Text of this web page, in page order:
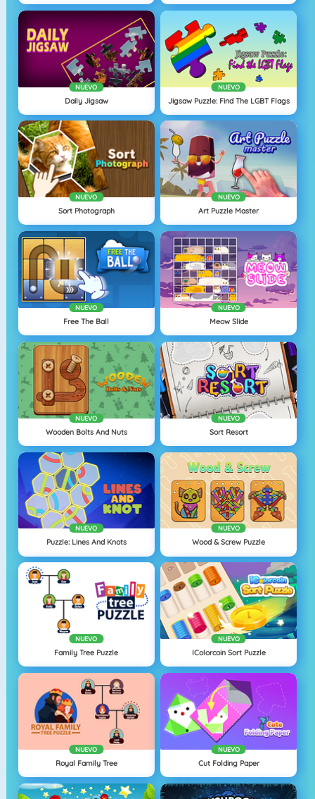
NUEVO
Daily Jigsaw
NUEVO
Jigsaw Puzzle: Find The LGBT Flags
NUEVO
Sort Photograph
NUEVO
Art Puzzle Master
NUEVO
Free The Ball
NUEVO
Meow Slide
NUEVO
Wooden Bolts And Nuts
NUEVO
Sort Resort
NUEVO
Puzzle: Lines And Knots
NUEVO
Wood & Screw Puzzle
NUEVO
Family Tree Puzzle
NUEVO
IColorcoin Sort Puzzle
NUEVO
Royal Family Tree
NUEVO
Cut Folding Paper